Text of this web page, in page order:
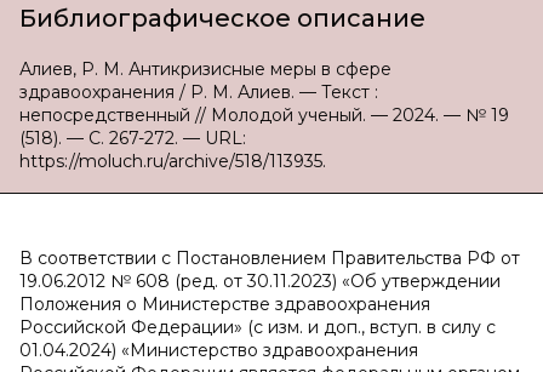
Библиографическое описание
Алиев, Р. М. Антикризисные меры в сфере
здравоохранения / Р. М. Алиев. — Текст :
непосредственный // Молодой ученый. — 2024. — № 19
(518). — С. 267-272. — URL:
https://moluch.ru/archive/518/113935.
В соответствии с Постановлением Правительства РФ от
19.06.2012 № 608 (ред. от 30.11.2023) «Об утверждении
Положения о Министерстве здравоохранения
Российской Федерации» (с изм. и доп., вступ. в силу с
01.04.2024) «Министерство здравоохранения